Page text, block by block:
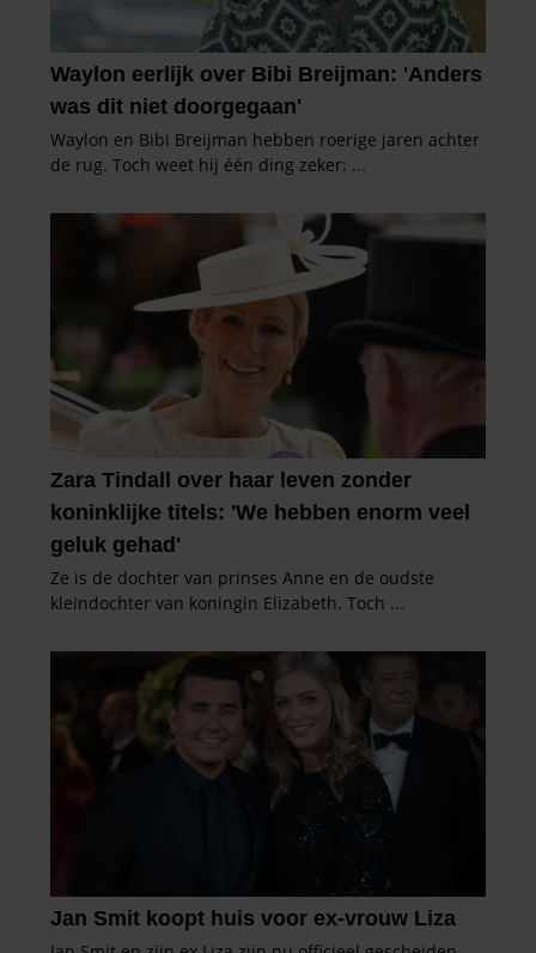
informatie over uw gebruik van onze site met onze
partners voor social media, adverteren en analyse. Deze
partners kunnen deze gegevens combineren met andere
informatie die u aan ze heeft verstrekt of die ze hebben
verzameld op basis van uw gebruik van hun services. U
gaat akkoord met onze cookies als u onze website blijft
gebruiken.